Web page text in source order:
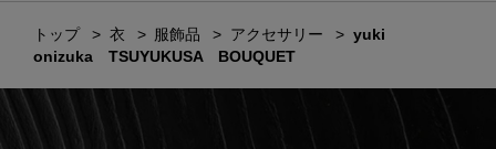
トップ 衣 服飾品 アクセサリー
yuki
onizuka TSUYUKUSA BOUQUET